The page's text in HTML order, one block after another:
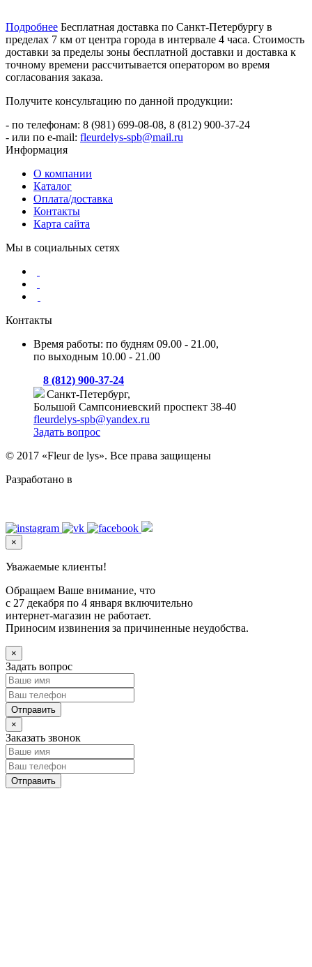
Подробнее Бесплатная доставка по Санкт-Петербургу в
пределах 7 км от центра города в интервале 4 часа. Стоимость
доставки за пределы зоны бесплатной доставки и доставка к
точному времени рассчитывается оператором во время
согласования заказа.
Получите консультацию по данной продукции:
- по телефонам: 8 (981) 699-08-08, 8 (812) 900-37-24
- или по e-mail: fleurdelys-spb@mail.ru
Информация
О компании
Каталог
Оплата/доставка
Контакты
Карта сайта
Мы в социальных сетях
Контакты
Время работы: по будням 09.00 - 21.00,
по выходным 10.00 - 21.00
8 (812) 900-37-24
Санкт-Петербург,
Большой Сампсониевский проспект 38-40
fleurdelys-spb@yandex.ru
Задать вопрос
© 2017 «Fleur de lys». Все права защищены
Разработано в
×
Уважаемые клиенты!
Обращаем Ваше внимание, что
с 27 декабря по 4 января включительно
интернет-магазин не работает.
Приносим извинения за причиненные неудобства.
×
Задать вопрос
×
Заказать звонок